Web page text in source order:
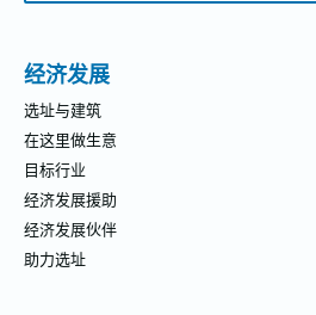
经济发展
选址与建筑
在这里做生意
目标行业
经济发展援助
经济发展伙伴
助力选址